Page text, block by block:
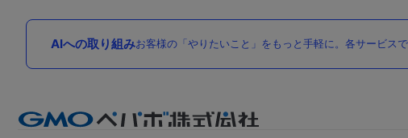
AIへの取り組みお客様の「やりたいこと」をもっと手軽に。各サービス